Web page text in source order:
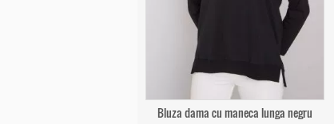
Bluza dama cu maneca lunga negru